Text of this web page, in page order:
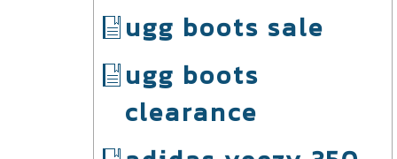
ugg boots sale
ugg boots
clearance